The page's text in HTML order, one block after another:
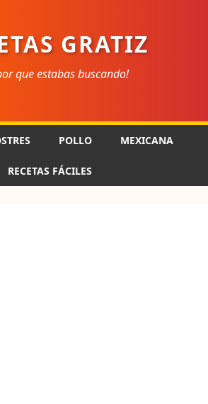
GRATIZ
que estabas buscando!
POLLO MEXICANA
RECETAS FÁCILES